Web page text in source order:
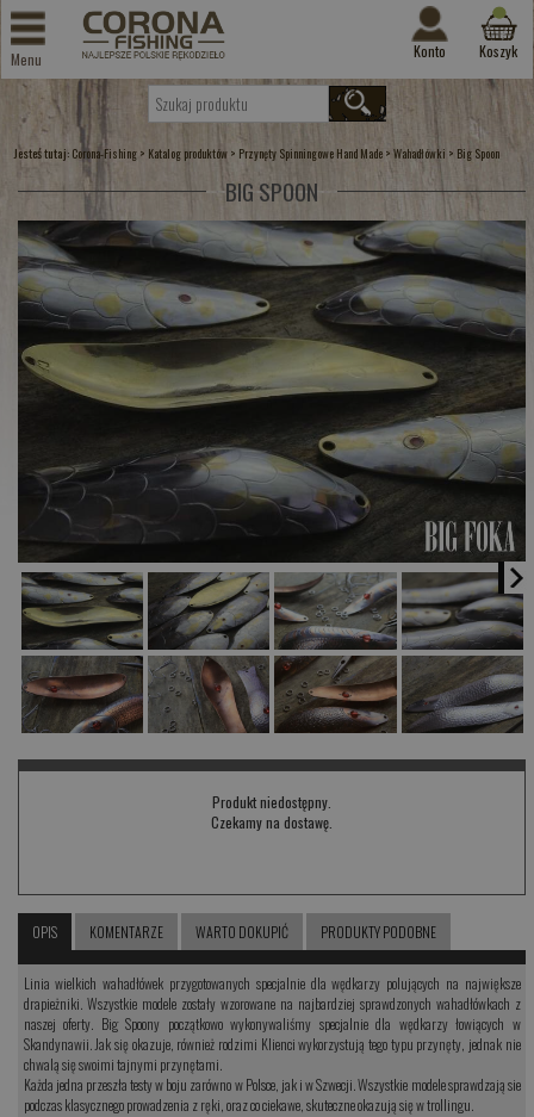
Menu Konto Koszyk
Jesteś tutaj: Corona-Fishing > Katalog produktów > Przynęty Spinningowe Hand Made >Wahadłówki > Big Spoon
BIG SPOON
Produkt niedostępny.
Czekamy na dostawę.
OPIS KOMENTARZE WARTO DOKUPIĆ PRODUKTY PODOBNE
Linia wielkich wahadłówek przygotowanych specjalnie dla wędkarzy polujących na największe
drapieżniki. Wszystkie modele zostały wzorowane na najbardziej sprawdzonych wahadłówkach z
naszej oferty. Big Spoony początkowo wykonywaliśmy specjalnie dla wędkarzy łowiących w
Skandynawii. Jak się okazuje, również rodzimi Klienci wykorzystują tego typu przynęty, jednak nie
chwalą się swoimi tajnymi przynętami.
Każda jedna przeszła testy w boju zarówno w Polsce, jak i w Szwecji. Wszystkie modele sprawdzają sie
podczas klasycznego prowadzenia z ręki, oraz co ciekawe, skuteczne okazują się w trollingu.